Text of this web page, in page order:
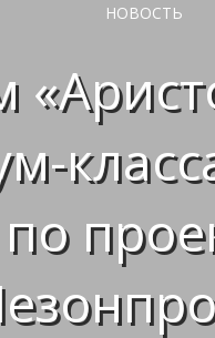
НОВОСТЬ
по